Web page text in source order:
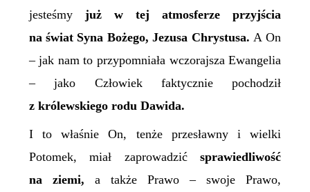
jesteśmy już w tej atmosferze przyjścia
na świat Syna Bożego, Jezusa Chrystusa. A On
– jak nam to przypomniała wczorajsza Ewangelia
– jako Człowiek faktycznie pochodził
z królewskiego rodu Dawida.
I to właśnie On, tenże przesławny i wielki
Potomek, miał zaprowadzićsprawiedliwość
na ziemi, a także Prawo – swoje Prawo,